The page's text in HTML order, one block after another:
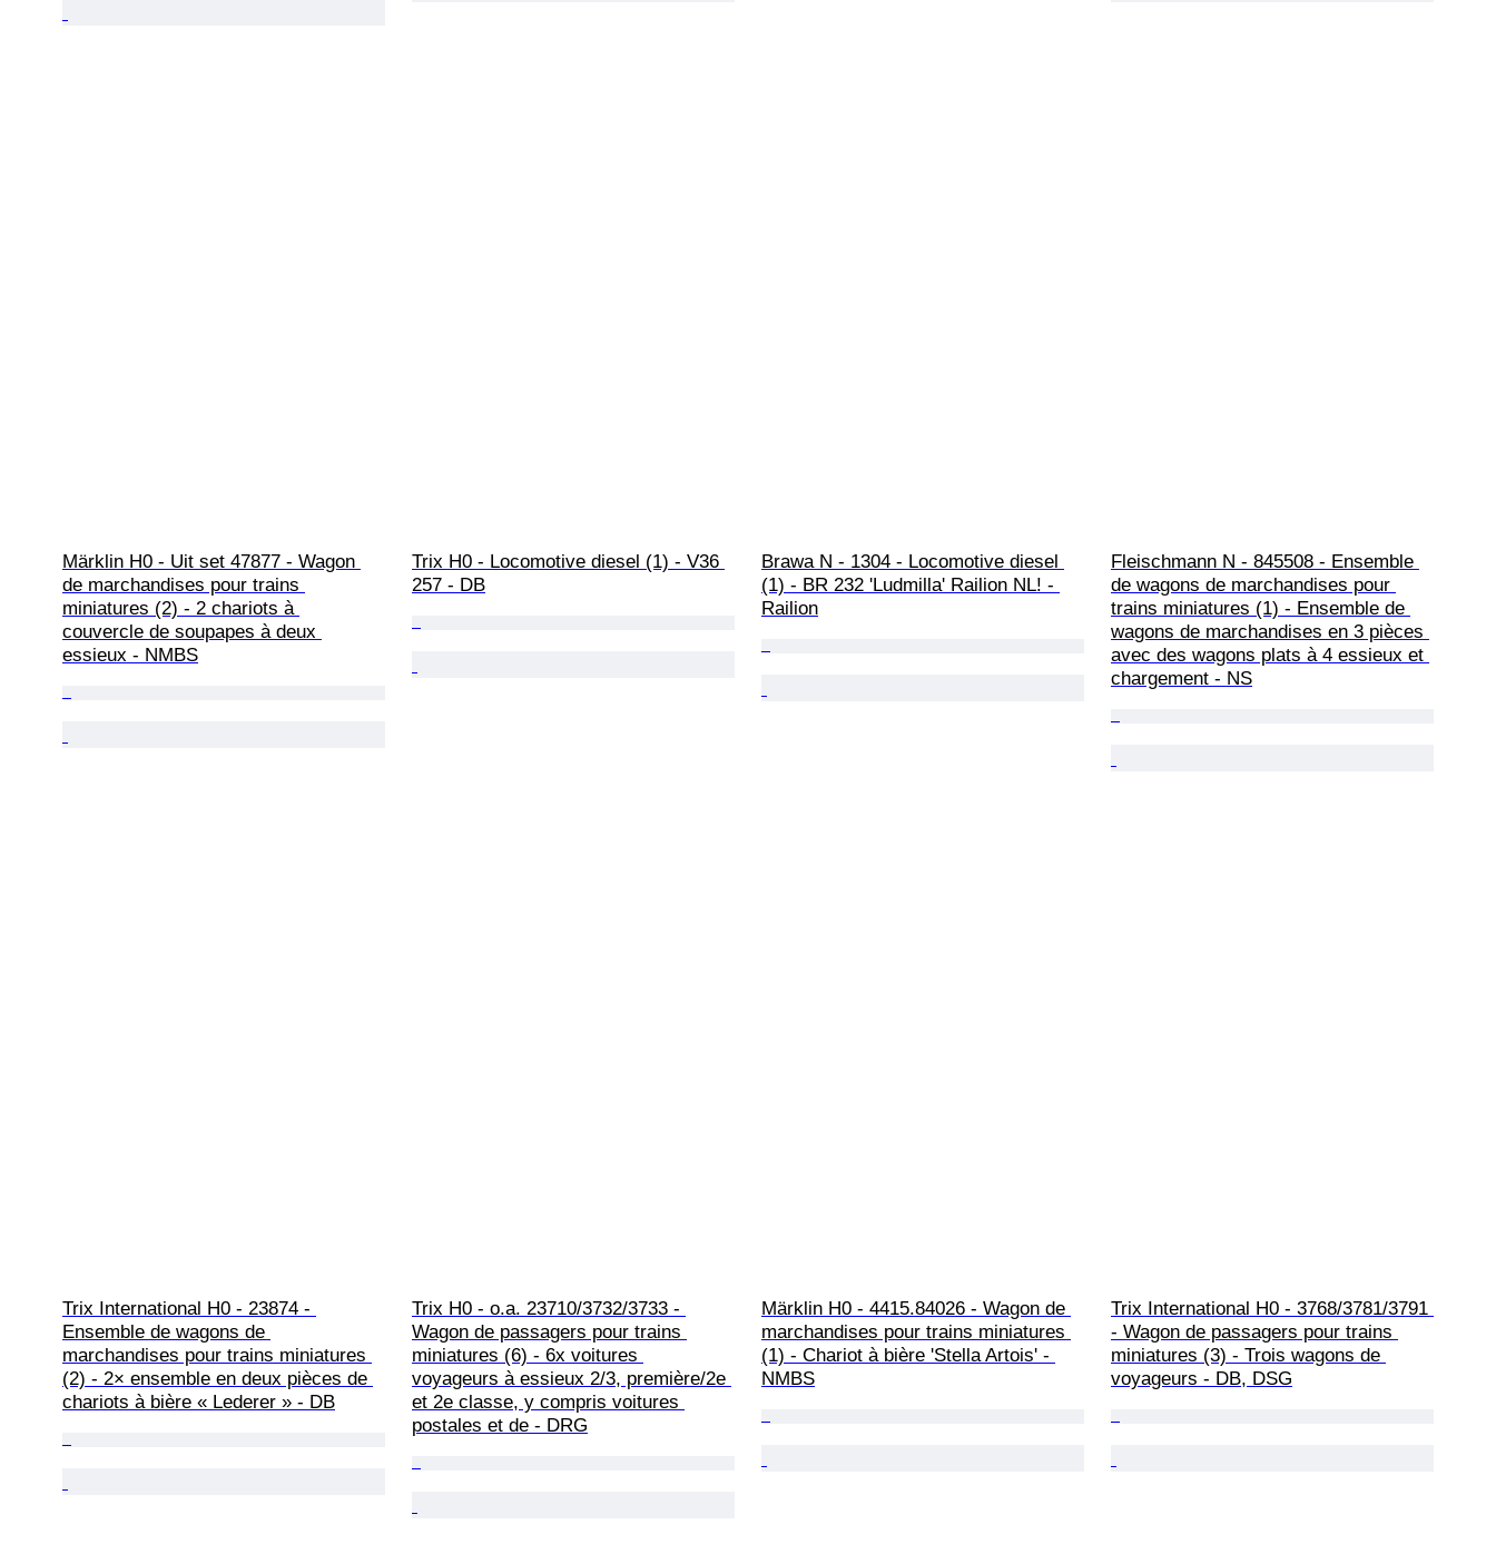
Märklin H0 - Uit set 47877 - Wagon
de marchandises pour trains
miniatures (2) - 2 chariots à
couvercle de soupapes à deux
essieux - NMBS
Trix H0 - Locomotive diesel (1) - V36
257 - DB
Brawa N - 1304 - Locomotive diesel
(1) - BR 232 'Ludmilla' Railion NL! -
Railion
Fleischmann N - 845508 - Ensemble
de wagons de marchandises pour
trains miniatures (1) - Ensemble de
wagons de marchandises en 3 pièces
avec des wagons plats à 4 essieux et
chargement - NS
Trix International H0 - 23874 -
Ensemble de wagons de
marchandises pour trains miniatures
(2) - 2× ensemble en deux pièces de
chariots à bière « Lederer » - DB
Trix H0 - o.a. 23710/3732/3733 -
Wagon de passagers pour trains
miniatures (6) - 6x voitures
voyageurs à essieux 2/3, première/2e
et 2e classe, y compris voitures
postales et de - DRG
Märklin H0 - 4415.84026 - Wagon de
marchandises pour trains miniatures
(1) - Chariot à bière 'Stella Artois' -
NMBS
Trix International H0 - 3768/3781/3791
- Wagon de passagers pour trains
miniatures (3) - Trois wagons de
voyageurs - DB, DSG